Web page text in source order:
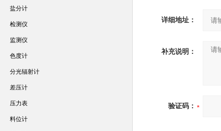
详细地址：
补充说明：
验证码：
盐分计
检测仪
监测仪
色度计
分光辐射计
差压计
压力表
料位计